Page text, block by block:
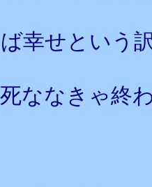
幸せという
ななきゃ終